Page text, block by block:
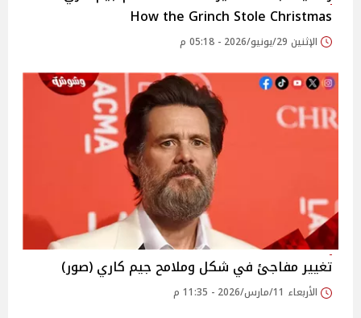
How the Grinch Stole Christmas
الإثنين 29/يونيو/2026 - 05:18 م
تغيير مفاجئ في شكل وملامح جيم كاري (صور)
الأربعاء 11/مارس/2026 - 11:35 م